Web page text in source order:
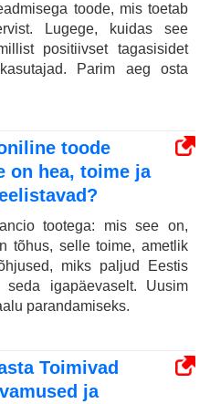
toode, mis toetab
Lugege, kuidas see
positiivset tagasisidet
Parim aeg osta
toode
on hea, toime ja
tootega: mis see on,
tõhus, selle toime, ametlik
miks paljud Eestis
seda igapäevaselt. Uusim
parandamiseks.
Toimivad
ja